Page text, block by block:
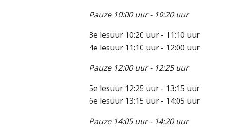
VACATURES EN STAGEPLEKKENPauze 10:00 uur - 10:20 uur
3e lesuur 10:20 uur - 11:10 uur
4e lesuur 11:10 uur - 12:00 uur
Pauze 12:00 uur - 12:25 uur
5e lesuur 12:25 uur - 13:15 uur
6e lesuur 13:15 uur - 14:05 uur
Pauze 14:05 uur - 14:20 uur